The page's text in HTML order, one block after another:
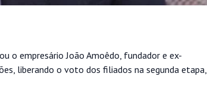
o empresário João Amoêdo, fundador e ex-
liberando o voto dos filiados na segunda etapa,